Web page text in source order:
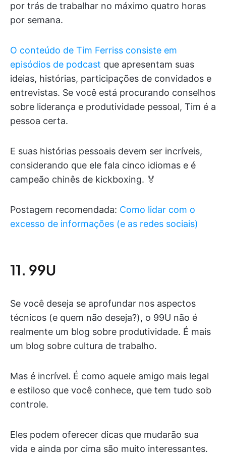
por trás de trabalhar no máximo quatro horas
por semana.
O conteúdo de Tim Ferriss consiste em
episódios de podcast que apresentam suas
ideias, histórias, participações de convidados e
entrevistas. Se você está procurando conselhos
sobre liderança e produtividade pessoal, Tim é a
pessoa certa.
E suas histórias pessoais devem ser incríveis,
considerando que ele fala cinco idiomas e é
campeão chinês de kickboxing. 🏅
Postagem recomendada: Como lidar com o
excesso de informações (e as redes sociais)
11. 99U
Se você deseja se aprofundar nos aspectos
técnicos (e quem não deseja?), o 99U não é
realmente um blog sobre produtividade. É mais
um blog sobre cultura de trabalho.
Mas é incrível. É como aquele amigo mais legal
e estiloso que você conhece, que tem tudo sob
controle.
Eles podem oferecer dicas que mudarão sua
vida e ainda por cima são muito interessantes.